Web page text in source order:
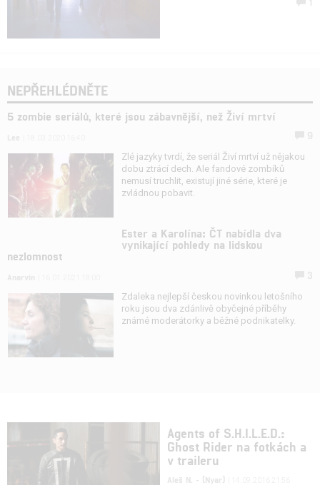
NEPŘEHLÉDNĚTE
5 zombie seriálů, které jsou zábavnější, než Živí mrtví
Zlé jazyky tvrdí, že seriál Živí mrtví už nějakou
dobu ztrácí dech. Ale fandové zombíků
nemusí truchlit, existují jiné série, které je
zvládnou pobavit.
Ester a Karolína: ČT nabídla dva
vynikající pohledy na lidskou
nezlomnost
Zdaleka nejlepší českou novinkou letošního
roku jsou dva zdánlivě obyčejné příběhy
známé moderátorky a běžné podnikatelky.
Agents of S.H.I.L.E.D.:
Ghost Rider na fotkách a
v traileru
Aleš N. - (Nyar)